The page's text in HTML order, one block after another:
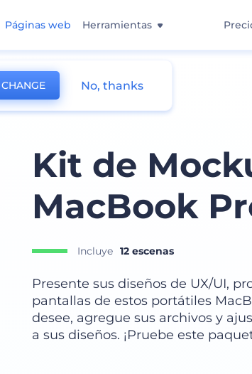
Páginas web Herramientas
Kit de
MacBook
Incluye 12 escenas
Presente sus diseños de UX/UI,
pantallas de estos portátiles
desee, agregue sus archivos y
a sus diseños. ¡Pruebe este
CHANGE No, thanks